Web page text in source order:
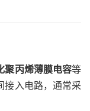
聚丙烯薄膜电容等
接入电路，通常采